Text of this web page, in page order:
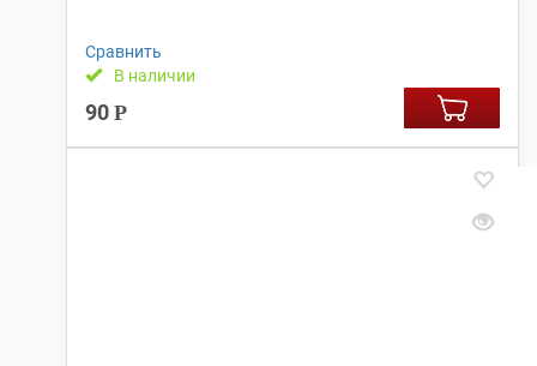
Сравнить
В наличии
90 Р